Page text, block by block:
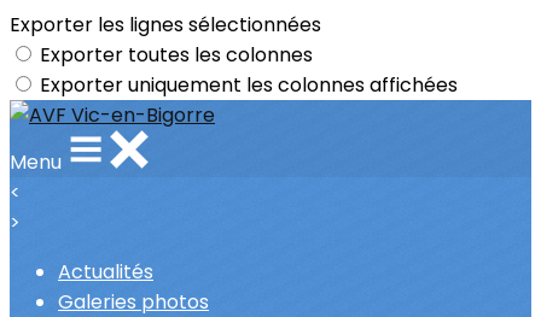
Exporter les lignes sélectionnées
Exporter toutes les colonnes
Exporter uniquement les colonnes affichées
Menu
<
>
Actualités
Galeries photos